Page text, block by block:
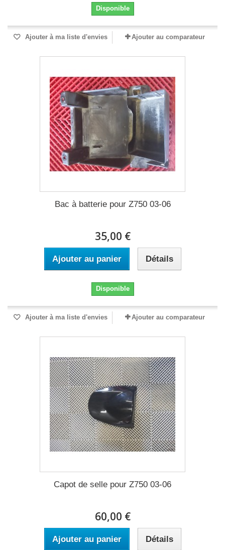
Disponible
Ajouter à ma liste d'envies Ajouter au comparateur
Bac à batterie pour Z750 03-06
35,00 €
Ajouter au panier Détails
Disponible
Ajouter à ma liste d'envies Ajouter au comparateur
Capot de selle pour Z750 03-06
60,00 €
Ajouter au panier Détails